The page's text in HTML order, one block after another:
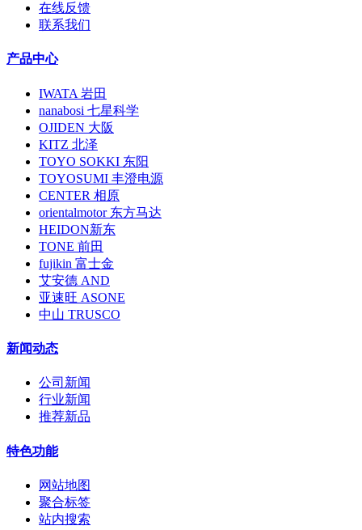
在线反馈
联系我们
产品中心
IWATA 岩田
nanabosi 七星科学
OJIDEN 大阪
KITZ 北泽
TOYO SOKKI 东阳
TOYOSUMI 丰澄电源
CENTER 相原
orientalmotor 东方马达
HEIDON新东
TONE 前田
fujikin 富士金
艾安德 AND
亚速旺 ASONE
中山 TRUSCO
新闻动态
公司新闻
行业新闻
推荐新品
特色功能
网站地图
聚合标签
站内搜索